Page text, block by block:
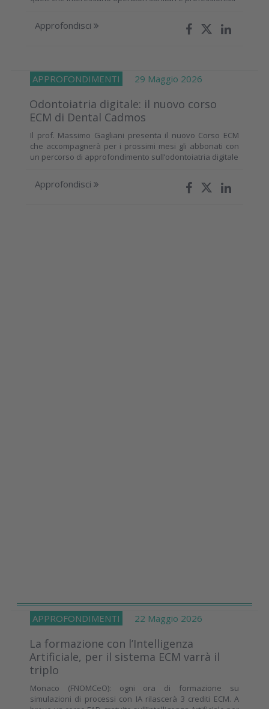
Approfondisci
APPROFONDIMENTI 29 Maggio 2026
Odontoiatria digitale: il nuovo corso
ECM di Dental Cadmos
Il prof. Massimo Gagliani presenta il nuovo Corso ECM
che accompagnerà per i prossimi mesi gli abbonati con
un percorso di approfondimento sull’odontoiatria digitale
Approfondisci
APPROFONDIMENTI 22 Maggio 2026
La formazione con l’Intelligenza
Artificiale, per il sistema ECM varrà il
triplo
Monaco (FNOMCeO): ogni ora di formazione su
simulazioni di processi con IA rilascerà 3 crediti ECM. A